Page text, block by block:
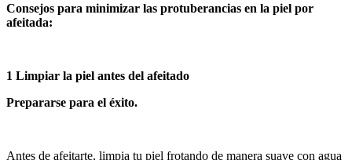
Consejos para minimizar las protuberancias en la piel por
afeitada:
1 Limpiar la piel antes del afeitado
Prepararse para el éxito.
Antes de afeitarte, limpia tu piel frotando de manera suave con agua